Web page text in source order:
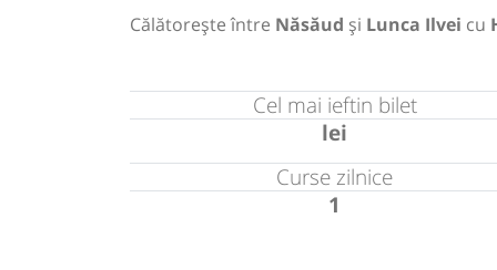
Călătorește între Năsăud și Lunca Ilvei cu
Cel mai ieftin bilet
lei
Curse zilnice
1